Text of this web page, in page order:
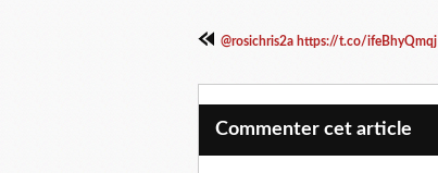
@rosichris2a https://t.co/ifeBhyQmqj
Commenter cet article